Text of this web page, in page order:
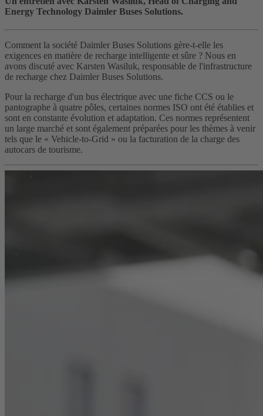
Energy Technology Daimler Buses Solutions.
Comment la société Daimler Buses Solutions gère-t-elle les
exigences en matière de recharge intelligente et sûre ? Nous en
avons discuté avec Karsten Wasiluk, responsable de l'infrastructure
de recharge chez Daimler Buses Solutions.
Pour la recharge d'un bus électrique avec une fiche CCS ou le
pantographe à quatre pôles, certaines normes ISO ont été établies et
sont en constante évolution et adaptation. Ces normes représentent
un large marché et sont également préparées pour les thèmes à venir
tels que le « Vehicle-to-Grid » ou la facturation de la charge des
autocars de tourisme.